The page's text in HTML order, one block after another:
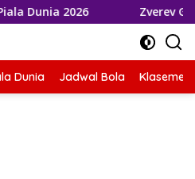
Zverev Gagal Juara
Dunia Jadwal Bola Klasemen